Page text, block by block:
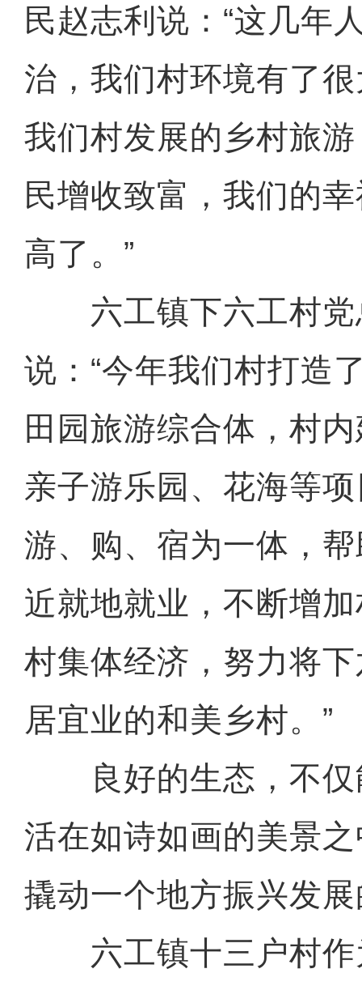
民赵志利说：“这几年
治，我们村环境有了
我们村发展的乡村旅
民增收致富，我们的
高了。”
六工镇下六工村党
说：“今年我们村打造
田园旅游综合体，村
亲子游乐园、花海等
游、购、宿为一体，
近就地就业，不断增
村集体经济，努力将
居宜业的和美乡村。”
良好的生态，不仅
活在如诗如画的美景
撬动一个地方振兴发展
六工镇十三户村作